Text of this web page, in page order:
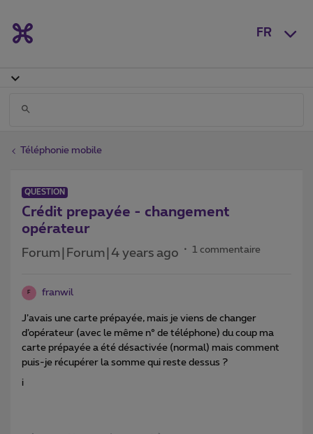
FR
Téléphonie mobile
QUESTION
Crédit prepayée - changement
opérateur
Forum|Forum|4 years ago 1 commentaire
F franwil
J’avais une carte prépayée, mais je viens de changer
d’opérateur (avec le même n° de téléphone) du coup ma
carte prépayée a été désactivée (normal) mais comment
puis-je récupérer la somme qui reste dessus ?
i